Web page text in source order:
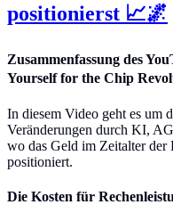
positionierst 📈🌌
Zusammenfassung des
Yourself for the Chip
In diesem Video geht es um
Veränderungen durch KI,
wo das Geld im Zeitalter
positioniert.
Die Kosten für